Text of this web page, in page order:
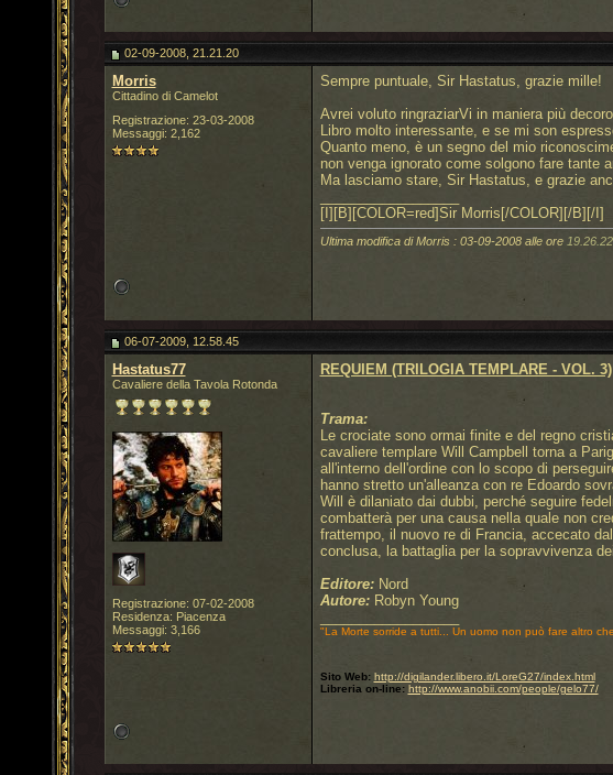
02-09-2008, 21.21.20
Morris
Cittadino di Camelot
Registrazione: 23-03-2008
Messaggi: 2,162
Sempre puntuale, Sir Hastatus, grazie mille!
Avrei voluto ringraziarVi in maniera più
Libro molto interessante, e se mi son
Quanto meno, è un segno del mio
non venga ignorato come solgono fare tante
Ma lasciamo stare, Sir Hastatus, e grazie
[I][B][COLOR=red]Sir Morris[/COLOR][/B][/I]
Ultima modifica di Morris : 03-09-2008 alle ore 19.26.22.
06-07-2009, 12.58.45
Hastatus77
Cavaliere della Tavola Rotonda
Registrazione: 07-02-2008
Residenza: Piacenza
Messaggi: 3,166
REQUIEM (TRILOGIA TEMPLARE - VOL. 3)
Trama:
Le crociate sono ormai finite e del regno
cavaliere templare Will Campbell torna a
all'interno dell'ordine con lo scopo di
hanno stretto un'alleanza con re Edoardo
Will è dilaniato dai dubbi, perché seguire
combatterà per una causa nella quale non
frattempo, il nuovo re di Francia, accecato
conclusa, la battaglia per la sopravvivenza
Editore:Nord
Autore:Robyn Young
"La Morte sorride a tutti... Un uomo non può fare altro
Sito Web: http://digilander.libero.it/LoreG27/index.html
Libreria on-line: http://www.anobii.com/people/gelo77/